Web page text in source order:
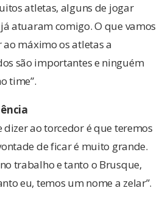
atletas, alguns de jogar
atuaram comigo. O que vamos
máximo os atletas a
são importantes e ninguém
time”.
dizer ao torcedor é que teremos
de ficar é muito grande.
trabalho e tanto o Brusque,
eu, temos um nome a zelar”.